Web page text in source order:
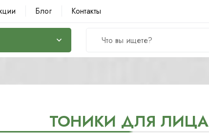
Блог Контакты
ТОНИКИ ДЛЯ ЛИЦА